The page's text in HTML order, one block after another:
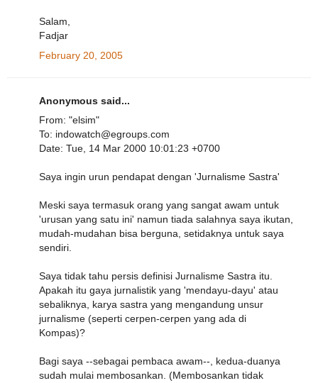
Salam,
Fadjar
February 20, 2005
Anonymous said...
From: "elsim"
To: indowatch@egroups.com
Date: Tue, 14 Mar 2000 10:01:23 +0700
Saya ingin urun pendapat dengan 'Jurnalisme Sastra'
Meski saya termasuk orang yang sangat awam untuk
'urusan yang satu ini' namun tiada salahnya saya ikutan,
mudah-mudahan bisa berguna, setidaknya untuk saya
sendiri.
Saya tidak tahu persis definisi Jurnalisme Sastra itu.
Apakah itu gaya jurnalistik yang 'mendayu-dayu' atau
sebaliknya, karya sastra yang mengandung unsur
jurnalisme (seperti cerpen-cerpen yang ada di
Kompas)?
Bagi saya --sebagai pembaca awam--, kedua-duanya
sudah mulai membosankan. (Membosankan tidak